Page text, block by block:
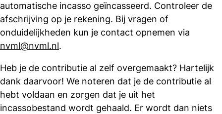
automatische incasso geïncasseerd. Controleer de
afschrijving op je rekening. Bij vragen of
onduidelijkheden kun je contact opnemen via
nvml@nvml.nl.
Heb je de contributie al zelf overgemaakt? Hartelijk
dank daarvoor! We noteren dat je de contributie al
hebt voldaan en zorgen dat je uit het
incassobestand wordt gehaald. Er wordt dan niets